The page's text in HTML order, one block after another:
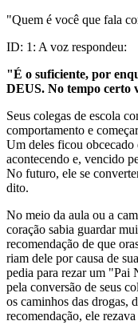
"Quem é você que fala
ID: 1: A voz respondeu:
"É o suficiente, por
DEUS. No tempo certo
Seus colegas de escola
comportamento e
Um deles ficou obcecado
acontecendo e, vencido
No futuro, ele se
dito.
No meio da aula ou a
coração sabia guardar
recomendação de que
riam dele por causa de
pedia para rezar um "Pai
pela conversão de seus
os caminhos das drogas,
recomendação, ele